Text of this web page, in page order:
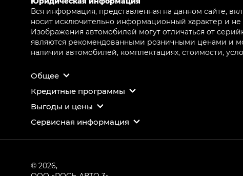
Вся информация, представленная на данном сайте,
носит исключительно информационный характер и
Изображения автомобилей могут отличаться от
являются рекомендованными розничными ценами и
наличии автомобилей, комплектациях, стоимости,
Общее
Кредитные программы
Выгоды и цены
Сервисная информация
© 2026,